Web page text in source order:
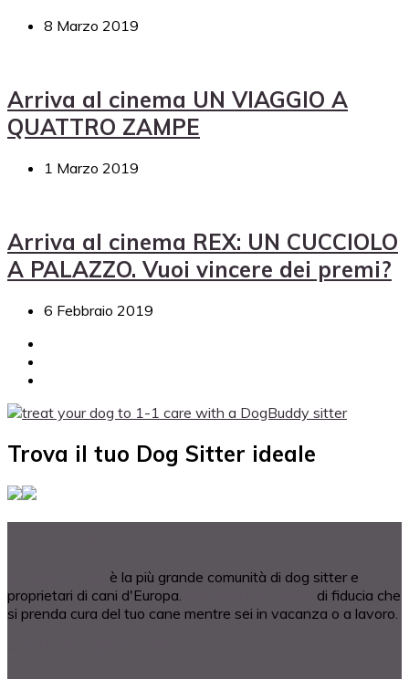
8 Marzo 2019
Arriva al cinema UN VIAGGIO A
QUATTRO ZAMPE
1 Marzo 2019
Arriva al cinema REX: UN CUCCIOLO
A PALAZZO. Vuoi vincere dei premi?
6 Febbraio 2019
Trova il tuo Dog Sitter ideale
è la più grande comunità di dog sitter e
proprietari di cani d'Europa.
di fiducia che
si prenda cura del tuo cane mentre sei in vacanza o a lavoro.